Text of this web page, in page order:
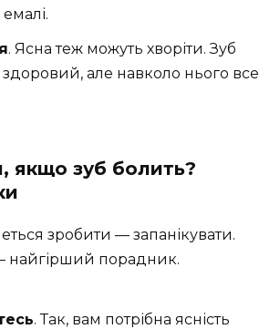
. Ясна теж можуть хворіти. Зуб
але навколо нього все
якщо зуб болить?
зробити — запанікувати.
найгірший порадник.
. Так, вам потрібна ясність